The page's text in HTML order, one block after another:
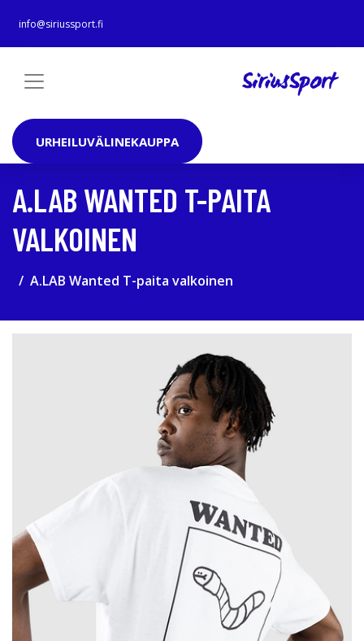
info@siriussport.fi
URHEILUVÄLINEKAUPPA
A.LAB WANTED T-PAITA
VALKOINEN
A.LAB Wanted T-paita valkoinen